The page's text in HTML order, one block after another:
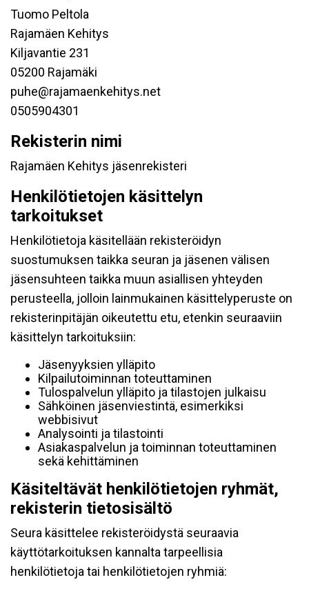
Tuomo Peltola
Rajamäen Kehitys
Kiljavantie 231
05200 Rajamäki
puhe@rajamaenkehitys.net
0505904301
Rekisterin nimi
Rajamäen Kehitys jäsenrekisteri
Henkilötietojen käsittelyn
tarkoitukset
Henkilötietoja käsitellään rekisteröidyn
suostumuksen taikka seuran ja jäsenen välisen
jäsensuhteen taikka muun asiallisen yhteyden
perusteella, jolloin lainmukainen käsittelyperuste on
rekisterinpitäjän oikeutettu etu, etenkin seuraaviin
käsittelyn tarkoituksiin:
Jäsenyyksien ylläpito
Kilpailutoiminnan toteuttaminen
Tulospalvelun ylläpito ja tilastojen julkaisu
Sähköinen jäsenviestintä, esimerkiksi
webbisivut
Analysointi ja tilastointi
Asiakaspalvelun ja toiminnan toteuttaminen
sekä kehittäminen
Käsiteltävät henkilötietojen ryhmät,
rekisterin tietosisältö
Seura käsittelee rekisteröidystä seuraavia
käyttötarkoituksen kannalta tarpeellisia
henkilötietoja tai henkilötietojen ryhmiä: